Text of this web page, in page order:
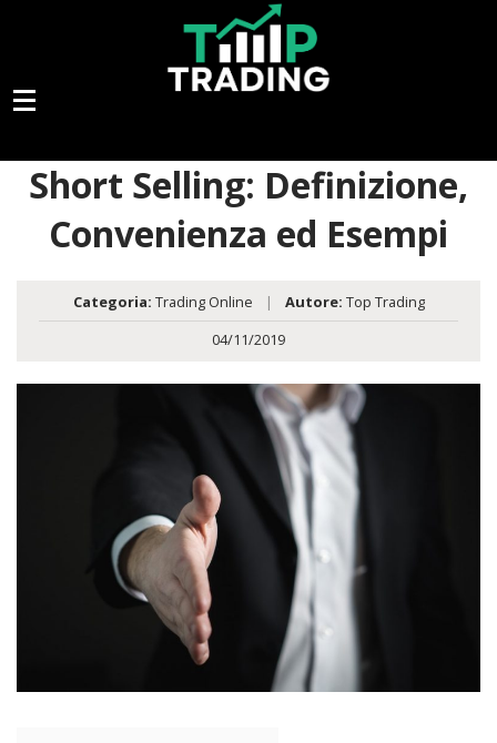
Short Selling: Definizione,
Convenienza ed Esempi
Categoria: Trading Online | Autore: Top Trading
04/11/2019